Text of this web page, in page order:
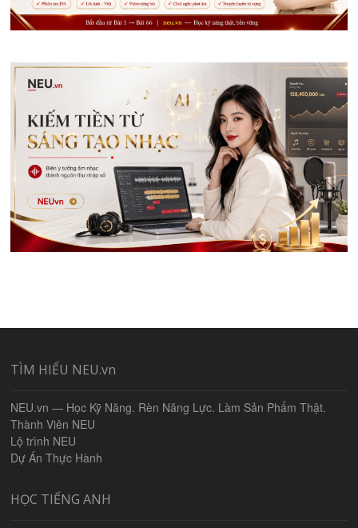
TÌM HIỂU NEU.vn
NEU.vn — Học Kỹ Năng. Rèn Năng Lực. Làm Sản Phẩm Thật.
Thành Viên NEU
Lộ trình NEU
Dự Án Thực Hành
HỌC TIẾNG ANH